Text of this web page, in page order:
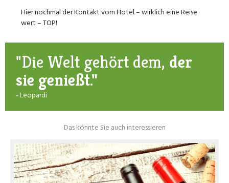
Hier nochmal der Kontakt vom Hotel – wirklich eine Reise
wert – TOP!
"Die Welt gehört dem, der
sie genießt."
- Leopardi
Das könnte Sie auch interessieren